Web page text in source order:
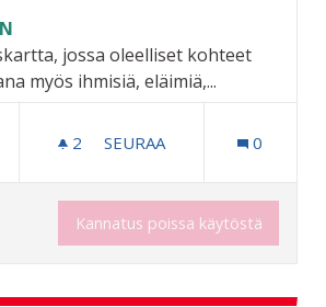
jossa oleelliset kohteet
myös ihmisiä, eläimiä,...
2 2 SEURAAJAA
SEURAA 0
Kannatus poissa käytöstä